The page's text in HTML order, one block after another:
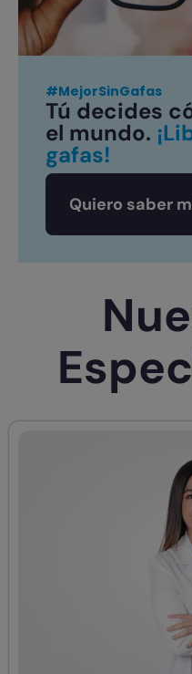
#MejorSinGafas
Tú decides
el mundo.
gafas!
Quiero saber